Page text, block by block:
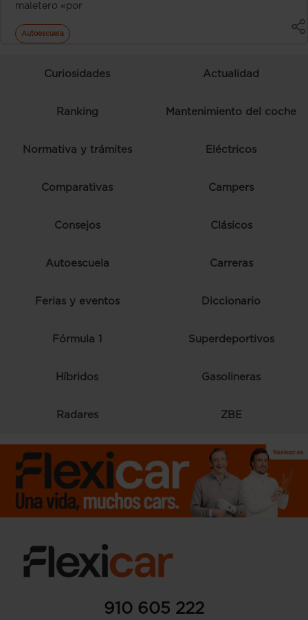
maletero «por
Autoescuela
Curiosidades Actualidad
Ranking Mantenimiento del coche
Normativa y trámites Eléctricos
Comparativas Campers
Consejos Clásicos
Autoescuela Carreras
Ferias y eventos Diccionario
Fórmula 1 Superdeportivos
Híbridos Gasolineras
Radares ZBE
910 605 222